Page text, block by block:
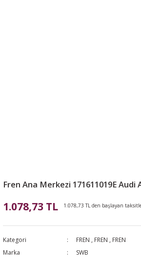
Fren Ana Merkezi 171611019E Audi
1.078,73 TL 1.078,73 TL den başlayan
Kategori FREN , FREN , FREN
Marka
SWB